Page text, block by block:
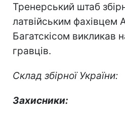
Тренерський штаб
латвійським фахівцем
Багатскісом викликав
гравців.
Склад збірної України:
Захисники: